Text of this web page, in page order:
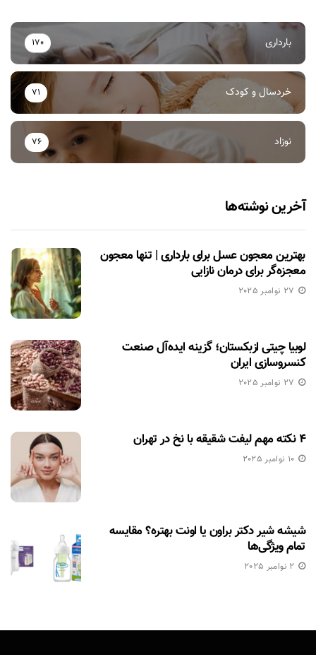
بارداری 170
خردسال و کودک 71
نوزاد 76
آخرین نوشته‌ها
بهترین معجون عسل برای بارداری | تنها معجون
معجزه‌گر برای درمان نازایی
27 نوامبر 2025
لوبیا چیتی ازبکستان؛ گزینه ایده‌آل صنعت
کنسروسازی ایران
27 نوامبر 2025
۴ نکته مهم لیفت شقیقه با نخ در تهران
10 نوامبر 2025
شیشه شیر دکتر براون یا اونت بهتره؟ مقایسه
تمام ویژگی‌ها
2 نوامبر 2025